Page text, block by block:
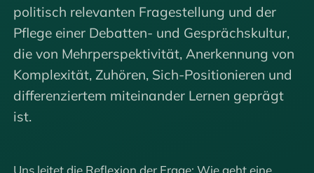
politisch relevanten Fragestellung und der
Pflege einer Debatten- und Gesprächskultur,
die von Mehrperspektivität, Anerkennung von
Komplexität, Zuhören, Sich-Positionieren und
differenziertem miteinander Lernen geprägt
ist.
Uns leitet die Reflexion der Frage: Wie geht eine